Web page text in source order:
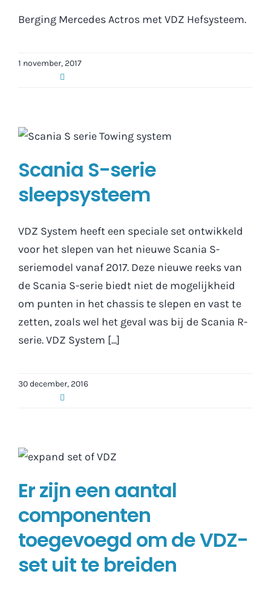
Berging Mercedes Actros met VDZ Hefsysteem.
1 november, 2017
Scania S-serie
sleepsysteem
VDZ System heeft een speciale set ontwikkeld
voor het slepen van het nieuwe Scania S-
seriemodel vanaf 2017. Deze nieuwe reeks van
de Scania S-serie biedt niet de mogelijkheid
om punten in het chassis te slepen en vast te
zetten, zoals wel het geval was bij de Scania R-
serie. VDZ System [...]
30 december, 2016
Er zijn een aantal
componenten
toegevoegd om de VDZ-
set uit te breiden